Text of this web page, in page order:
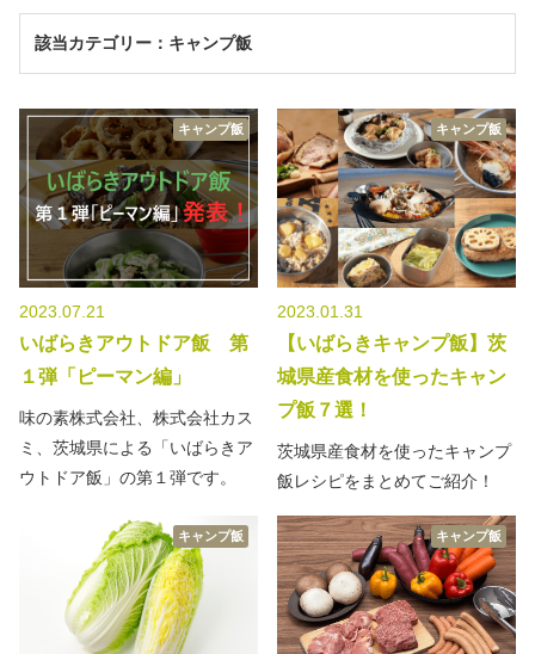
湖畔キャンプ
プライバシーポリシー
該当カテゴリー：キャンプ飯
キャンプ飯
2023.07.21
いばらきアウトドア飯 第
１弾「ピーマン編」
味の素株式会社、株式会社カス
ミ、茨城県による「いばらきア
ウトドア飯」の第１弾です。
キャンプ飯
2023.01.31
【いばらきキャンプ飯】茨
城県産食材を使ったキャン
プ飯７選！
茨城県産食材を使ったキャンプ
飯レシピをまとめてご紹介！
キャンプ飯 キャンプ飯